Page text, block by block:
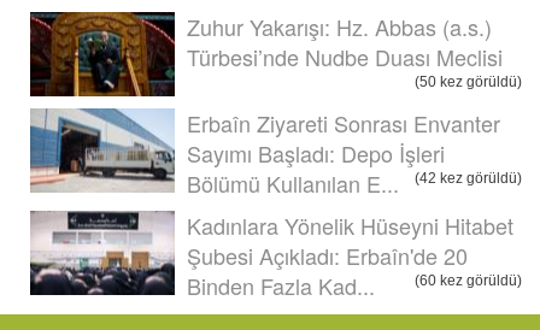
Zuhur Yakarışı: Hz. Abbas (a.s.)
Türbesi’nde Nudbe Duası Meclisi
(50 kez görüldü)
Erbaîn Ziyareti Sonrası Envanter
Sayımı Başladı: Depo İşleri
Bölümü Kullanılan E...
(42 kez görüldü)
Kadınlara Yönelik Hüseyni Hitabet
Şubesi Açıkladı: Erbaîn'de 20
Binden Fazla Kad...
(60 kez görüldü)